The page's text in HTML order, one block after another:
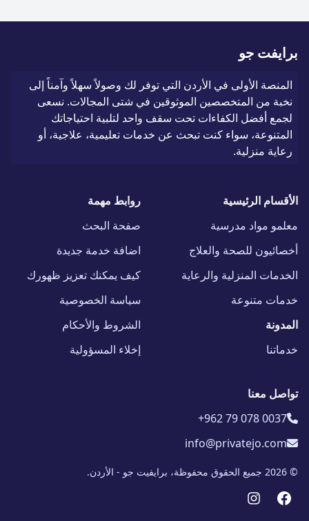
برايفت جو
المنصة الأولى في الأردن التي توفر لك وصولاً سهلاً وآمناً إلى
نخبة من المتخصصين الموثوقين في شتى المجالات. نسعى
لجمع أفضل الكفاءات تحت سقف واحد لتلبية احتياجاتك
المتنوعة، سواء كنت تبحث عن خدمات تعليمية، علاجية، أو
رعاية منزلية.
الأقسام الرئيسية
معلمو مواد مدرسية
أخصائيون للصحة والعلاج
الخدمات المنزلية والرعاية
خدمات متنوعة
المدونة
خدماتنا
روابط مهمة
صفحة البحث
اضافة خدمة جديدة
كيف يمكنك تعزيز ظهورك
سياسة الخصوصية
الشروط والأحكام
إخلاء المسؤولية
تواصل معنا
+962 79 078 0037
info@privatejo.com
© 2026 جميع الحقوق محفوظة، برايفيت جو - الأردن.